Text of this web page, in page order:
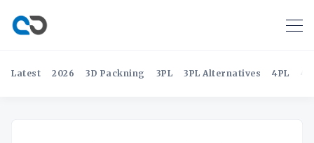
Latest 2026 3D Packning 3PL 3PL Alternatives 4PL